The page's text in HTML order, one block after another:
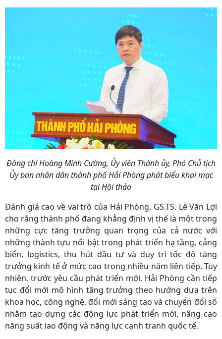
Đồng chí Hoàng Minh Cường, Ủy viên Thành ủy, Phó Chủ tịch
Ủy ban nhân dân thành phố Hải Phòng phát biểu khai mạc
tại Hội thảo
Đánh giá cao về vai trò của Hải Phòng, GS.TS. Lê Văn Lợi
cho rằng thành phố đang khẳng định vị thế là một trong
những cực tăng trưởng quan trọng của cả nước với
những thành tựu nổi bật trong phát triển hạ tầng, cảng
biển, logistics, thu hút đầu tư và duy trì tốc độ tăng
trưởng kinh tế ở mức cao trong nhiều năm liên tiếp. Tuy
nhiên, trước yêu cầu phát triển mới, Hải Phòng cần tiếp
tục đổi mới mô hình tăng trưởng theo hướng dựa trên
khoa học, công nghệ, đổi mới sáng tạo và chuyển đổi số
nhằm tạo dựng các động lực phát triển mới, nâng cao
năng suất lao động và năng lực cạnh tranh quốc tế.